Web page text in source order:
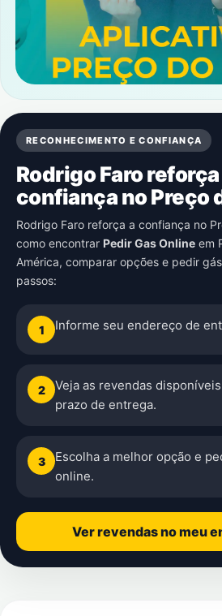
RECONHECIMENTO E CONFIANÇA
Rodrigo Faro reforça
confiança no Preço
Rodrigo Faro reforça a confiança no
como encontrar Pedir Gas Online em
América, comparar opções e pedir
passos:
1 Informe seu endereço de
2
Veja as revendas
prazo de entrega.
3
Escolha a melhor opção e
online.
Ver revendas no meu